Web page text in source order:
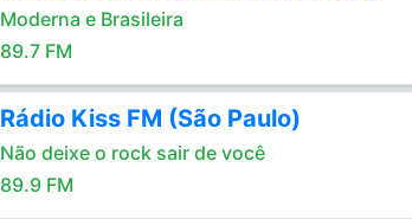
Moderna e Brasileira
89.7 FM
Rádio Kiss FM (São Paulo)
Não deixe o rock sair de você
89.9 FM